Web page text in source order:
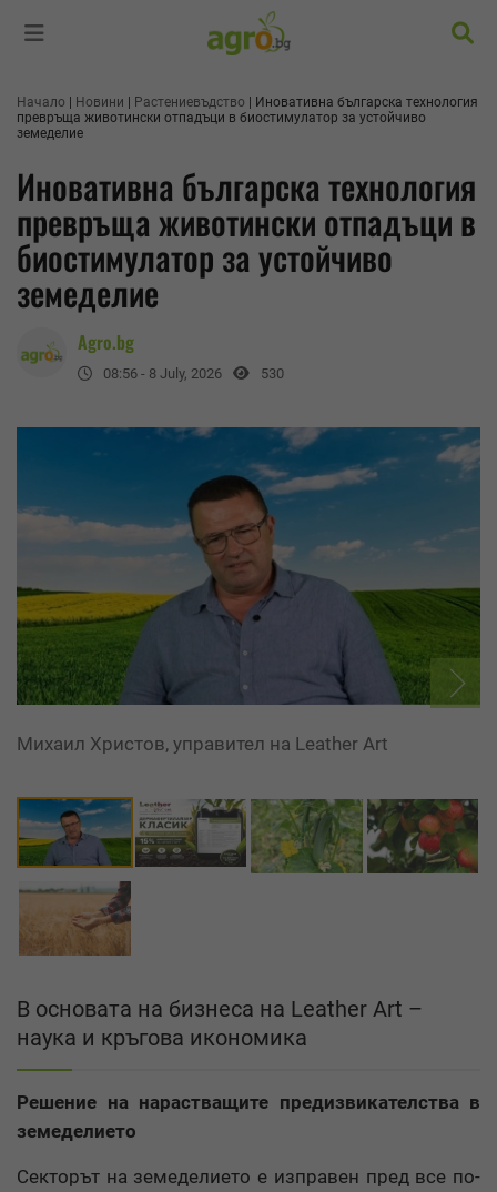
Начало Новини Растениевъдство
Иновативна българска технология
превръща животински отпадъци в биостимулатор за устойчиво
земеделие
Иновативна българска технология
превръща животински отпадъци в
биостимулатор за устойчиво
земеделие
Agro.bg
08:56 - 8 July, 2026 530
Михаил Христов, управител на Leather Art
В основата на бизнеса на Leather Art –
наука и кръгова икономика
Решение на нарастващите предизвикателства в
земеделието
Секторът на земеделието е изправен пред все по-